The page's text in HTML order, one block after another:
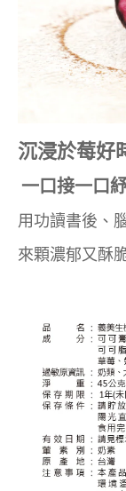
沉浸於莓好
一口接一口
用功讀書後、
來顆濃郁又酥